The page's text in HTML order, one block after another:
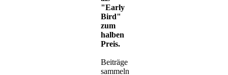
"Early
Bird"
zum
halben
Preis.
Beiträge
sammeln